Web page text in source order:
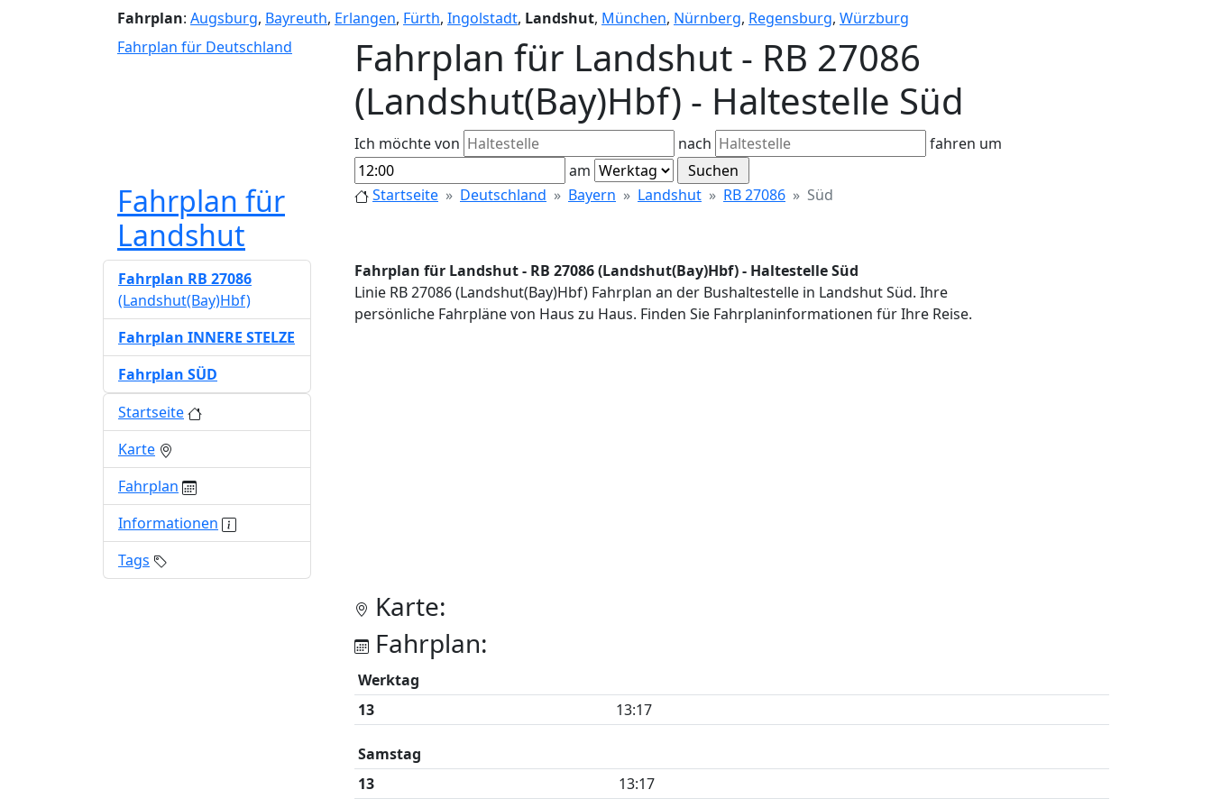
Fahrplan: Augsburg, Bayreuth, Erlangen, Fürth, Ingolstadt, Landshut, München, Nürnberg, Regensburg, Würzburg
Fahrplan für Deutschland
Fahrplan für Landshut - RB 27086
(Landshut(Bay)Hbf) - Haltestelle Süd
Ich möchte von nach
fahren um
am
Fahrplan für
Landshut
Startseite Deutschland Bayern Landshut RB 27086 Süd
Fahrplan für Landshut - RB 27086 (Landshut(Bay)Hbf) - Haltestelle Süd
Linie RB 27086 (Landshut(Bay)Hbf) Fahrplan an der Bushaltestelle in Landshut Süd. Ihre
persönliche Fahrpläne von Haus zu Haus. Finden Sie Fahrplaninformationen für Ihre Reise.
Karte:
Fahrplan:
Werktag
13
13:17
Samstag
13
13:17
Fahrplan RB 27086
(Landshut(Bay)Hbf)
Fahrplan INNERE STELZE
Fahrplan SÜD
Startseite
Karte
Fahrplan
Informationen
Tags